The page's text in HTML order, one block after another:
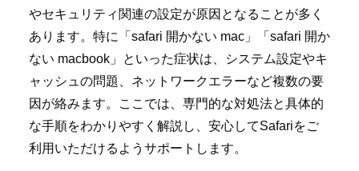
やセキュリティ関連の設定が原因となることが多く
あります。特に「safari 開かない mac」「safari 開か
ない macbook」といった症状は、システム設定やキ
ャッシュの問題、ネットワークエラーなど複数の要
因が絡みます。ここでは、専門的な対処法と具体的
な手順をわかりやすく解説し、安心してSafariをご
利用いただけるようサポートします。